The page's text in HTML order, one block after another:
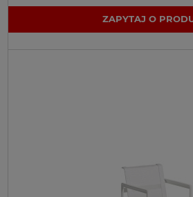
ZAPYTAJ O